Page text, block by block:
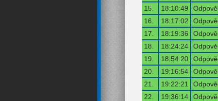
15.
18:10:49
16.
18:17:02
17.
18:19:36
18.
18:24:24
19.
18:54:20
20.
19:16:54
21.
19:22:21
22.
19:36:14